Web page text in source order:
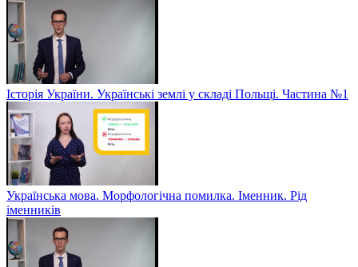
Історія України. Українські землі у складі Польщі. Частина №1
Українська мова. Морфологічна помилка. Іменник. Рід
іменників